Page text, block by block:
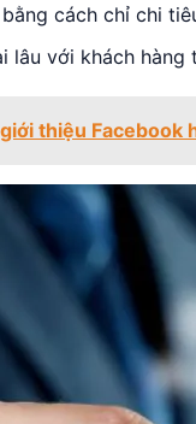
cách chỉ chi
lâu với khách
thiệu Facebook